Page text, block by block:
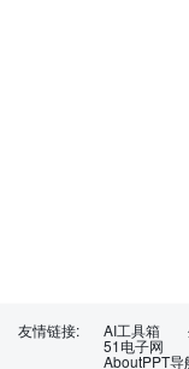
友情链接: AI工具箱
51电子网
AboutPPT导